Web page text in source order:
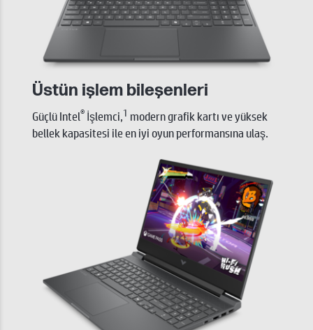
Üstün işlem bileşenleri
Güçlü Intel® İşlemci,1 modern grafik kartı ve yüksek
bellek kapasitesi ile en iyi oyun performansına ulaş.